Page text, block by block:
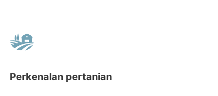
Perkenalan pertanian